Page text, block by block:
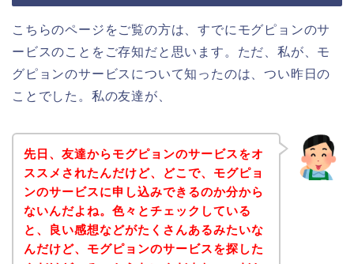
こちらのページをご覧の方は、すでにモグピョンのサ
ービスのことをご存知だと思います。ただ、私が、モ
グピョンのサービスについて知ったのは、つい昨日の
ことでした。私の友達が、
先日、友達からモグピョンのサービスをオ
ススメされたんだけど、どこで、モグピョ
ンのサービスに申し込みできるのか分から
ないんだよね。色々とチェックしている
と、良い感想などがたくさんあるみたいな
んだけど、モグピョンのサービスを探した